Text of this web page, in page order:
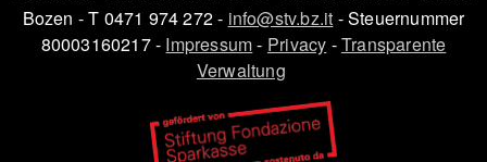
Bozen - T 0471 974 272 - info@stv.bz.it - Steuernummer
80003160217 - Impressum- Privacy -Transparente
Verwaltung